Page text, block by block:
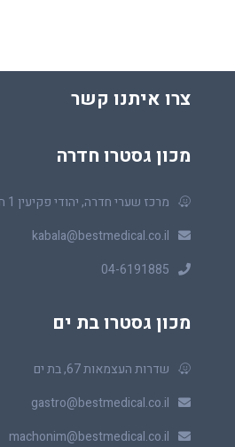
צרו איתנו קשר
מכון גסטרו חדרה
מרכז שערי חדרה, יהודי פקיעין 1 חדרה
kabala@bestmedical.co.il
04-6191885
מכון גסטרו בת ים
שדרות העצמאות 67, בת ים
gastro@bestmedical.co.il
machonim@bestmedical.co.il